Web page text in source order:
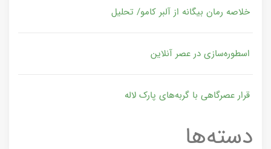
خلاصه رمان بیگانه از آلبر کامو/ تحلیل
اسطوره‌سازی در عصر آنلاین
قرار عصرگاهی با گربه‌های پارک لاله
دسته‌ها